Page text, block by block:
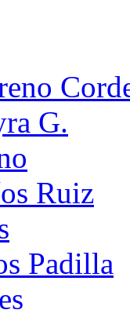
G.
Ruiz
Padilla